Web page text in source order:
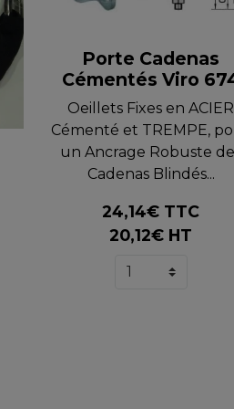
Porte Cadenas
Cémentés Viro
Oeillets Fixes en ACIER
Cémenté et TREMPE,
un Ancrage Robuste
Cadenas Blindés...
24,14€ TTC
20,12€ HT